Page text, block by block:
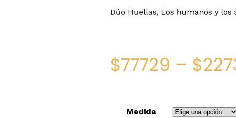
Dúo Huellas, Los humanos y los
$77729 – $
Medida